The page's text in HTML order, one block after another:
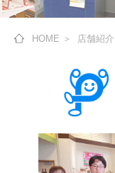
HOME ＞ 店舗紹介